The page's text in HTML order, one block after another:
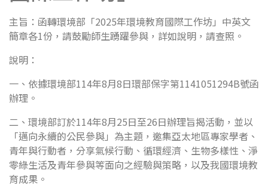
主旨：函轉環境部「2025年環境教育國際工作坊」中英文
簡章各1份，請鼓勵師生踴躍參與，詳如說明，請查照。
說明：
一、依據環境部114年8月8日環部保字第1141051294B號函
辦理。
二、環境部訂於114年8月25日至26日辦理旨揭活動，並以
「邁向永續的公民參與」為主題，邀集亞太地區專家學者、
青年與行動者，分享氣候行動、循環經濟、生物多樣性、淨
零綠生活及青年參與等面向之經驗與策略，以及我國環境教
育成果。